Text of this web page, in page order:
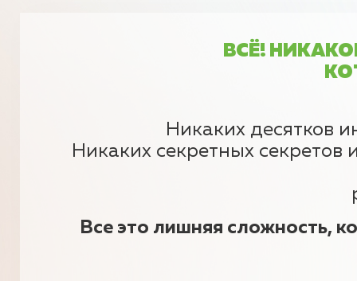
ВСЁ!
Никаких десятков
Никаких секретных секретов
Все это лишняя сложность,